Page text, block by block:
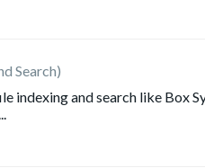
Search)
indexing and search like Box